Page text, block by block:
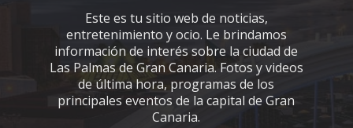
Este es tu sitio web de noticias,
entretenimiento y ocio. Le brindamos
información de interés sobre la ciudad de
Las Palmas de Gran Canaria. Fotos y videos
de última hora, programas de los
principales eventos de la capital de Gran
Canaria.